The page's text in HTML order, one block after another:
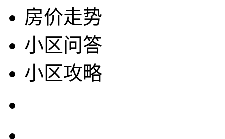
房价走势
小区问答
小区攻略